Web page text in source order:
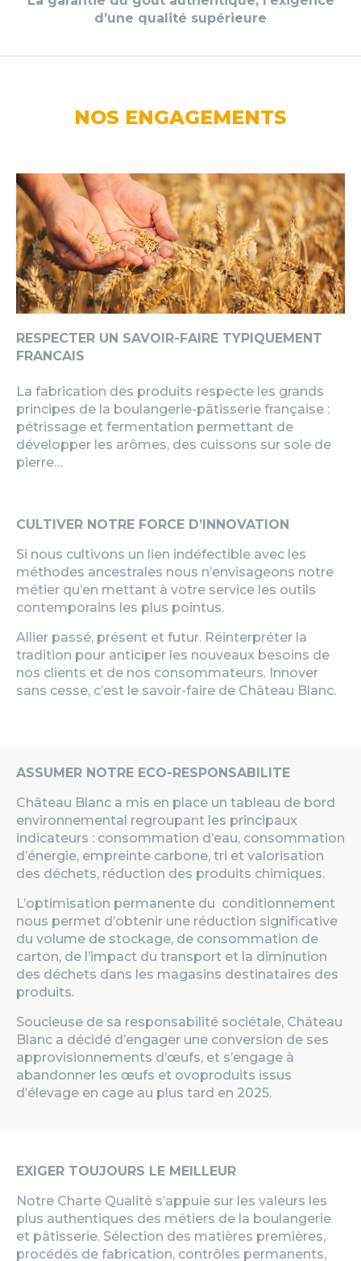
d’une qualité supérieure
NOS ENGAGEMENTS
RESPECTER UN SAVOIR-FAIRE TYPIQUEMENT
FRANCAIS
La fabrication des produits respecte les grands
principes de la boulangerie-pâtisserie française :
pétrissage et fermentation permettant de
développer les arômes, des cuissons sur sole de
pierre…
CULTIVER NOTRE FORCE D’INNOVATION
Si nous cultivons un lien indéfectible avec les
méthodes ancestrales nous n’envisageons notre
métier qu’en mettant à votre service les outils
contemporains les plus pointus.
Allier passé, présent et futur. Réinterpréter la
tradition pour anticiper les nouveaux besoins de
nos clients et de nos consommateurs. Innover
sans cesse, c’est le savoir-faire de Château Blanc.
ASSUMER NOTRE ECO-RESPONSABILITE
Château Blanc a mis en place un tableau de bord
environnemental regroupant les principaux
indicateurs : consommation d’eau, consommation
d’énergie, empreinte carbone, tri et valorisation
des déchets, réduction des produits chimiques.
L’optimisation permanente du conditionnement
nous permet d’obtenir une réduction significative
du volume de stockage, de consommation de
carton, de l’impact du transport et la diminution
des déchets dans les magasins destinataires des
produits.
Soucieuse de sa responsabilité sociétale, Château
Blanc a décidé d’engager une conversion de ses
approvisionnements d’œufs, et s’engage à
abandonner les œufs et ovoproduits issus
d’élevage en cage au plus tard en 2025.
EXIGER TOUJOURS LE MEILLEUR
Notre Charte Qualité s’appuie sur les valeurs les
plus authentiques des métiers de la boulangerie
et pâtisserie. Sélection des matières premières,
procédés de fabrication, contrôles permanents,